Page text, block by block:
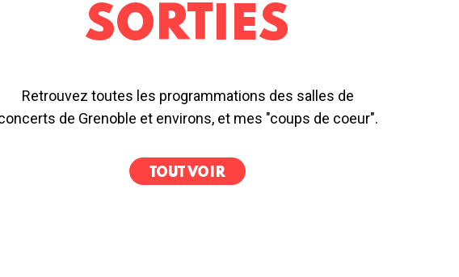
SORTIES
Retrouvez toutes les programmations des salles de
de Grenoble et environs, et mes "coups de coeur".
TOUT VOIR